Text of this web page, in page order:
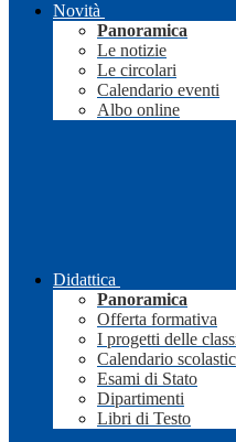
Novità
Panoramica
Le notizie
Le circolari
Calendario eventi
Albo online
Didattica
Panoramica
Offerta formativa
I progetti delle
Calendario
Esami di Stato
Dipartimenti
Libri di Testo